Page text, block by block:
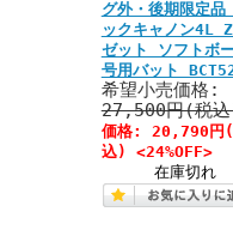
グ外・後期限定品
ックキャノン4L
ゼット ソフトボ
号用バット
希望小売価格:
27,500円(税
価格: 20,790円
込) <24%OFF>
在庫切れ